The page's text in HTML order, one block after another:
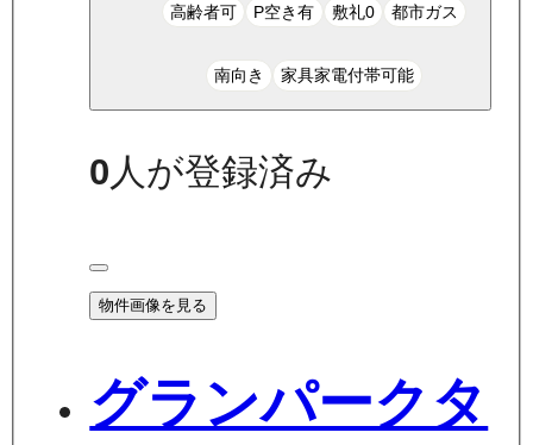
高齢者可 P空き有 敷礼0 都市ガス
南向き 家具家電付帯可能
0人が登録済み
物件画像を見る
グランパークタ